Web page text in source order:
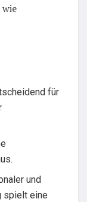
für
und
spielt eine